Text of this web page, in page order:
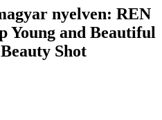
nyelven: REN
Young and Beautiful
Shot